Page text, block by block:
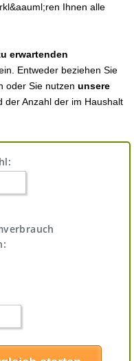
Ihnen alle
erwartenden
Entweder beziehen Sie
oder Sie nutzen unsere
der Anzahl der im Haushalt